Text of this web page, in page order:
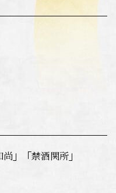
」「禁酒関所」